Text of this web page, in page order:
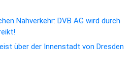
Nahverkehr: DVB AG wird durch
über der Innenstadt von Dresden